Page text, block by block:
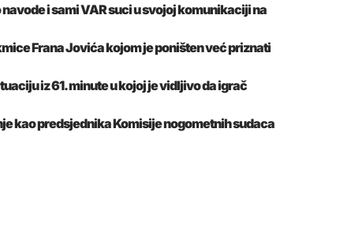
i sami VAR suci u svojoj komunikaciji na
Frana Jovića kojom je poništen već priznati
iz 61. minute u kojoj je vidljivo da igrač
kao predsjednika Komisije nogometnih sudaca